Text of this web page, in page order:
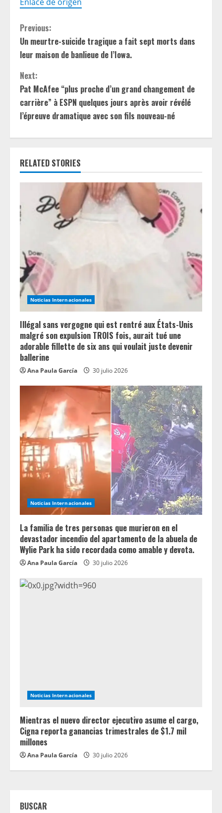
C
o
n
t
i
n
u
e
e
d
i
n
g
Previous:
Un meurtre-suicide tragique a fait sept morts dans
leur maison de banlieue de l’Iowa.
Next:
Pat McAfee “plus proche d’un grand changement de
carrière” à ESPN quelques jours après avoir révélé
l’épreuve dramatique avec son fils nouveau-né
RELATED STORIES
Noticias Internacionales
Illégal sans vergogne qui est rentré aux États-Unis
malgré son expulsion TROIS fois, aurait tué une
adorable fillette de six ans qui voulait juste devenir
ballerine
Ana Paula García 30 julio 2026
Noticias Internacionales
La familia de tres personas que murieron en el
devastador incendio del apartamento de la abuela de
Wylie Park ha sido recordada como amable y devota.
Ana Paula García 30 julio 2026
Noticias Internacionales
Mientras el nuevo director ejecutivo asume el cargo,
Cigna reporta ganancias trimestrales de $1.7 mil
millones
Ana Paula García 30 julio 2026
BUSCAR